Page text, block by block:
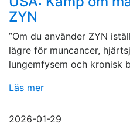
ZYN
”Om du använder ZYN
lägre för muncancer,
lungemfysem och kronisk
Läs mer
2026-01-29